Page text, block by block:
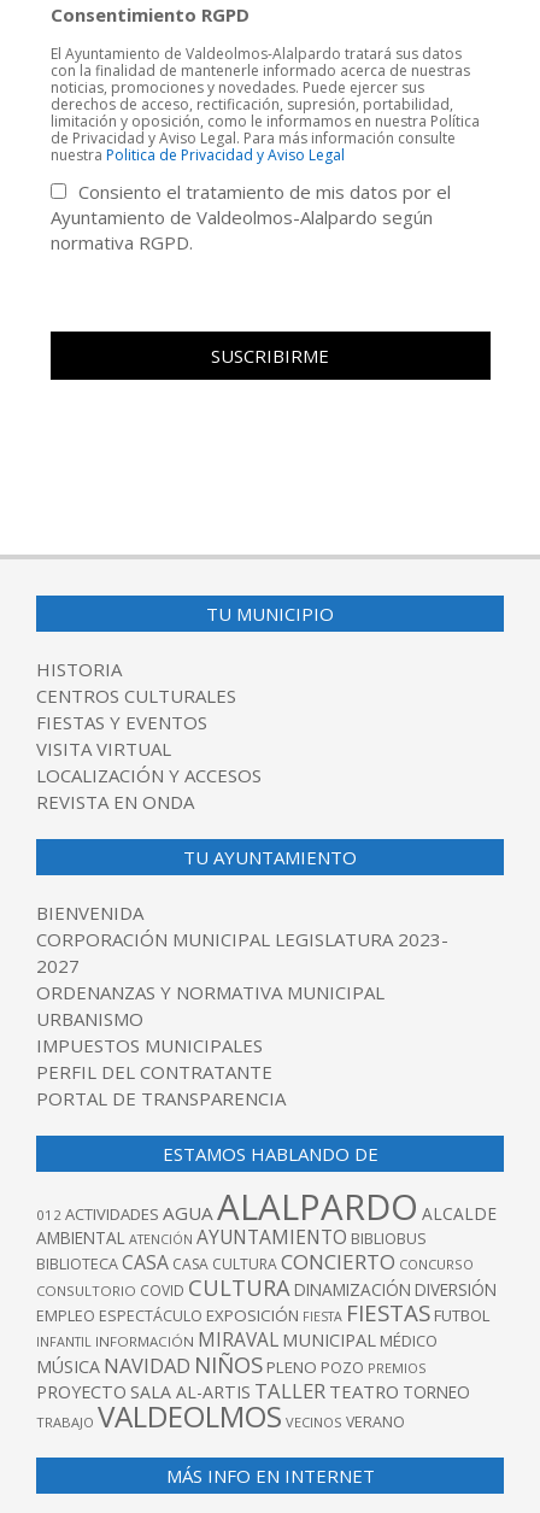
Consentimiento RGPD
El Ayuntamiento de Valdeolmos-Alalpardo tratará sus datos
con la finalidad de mantenerle informado acerca de nuestras
noticias, promociones y novedades. Puede ejercer sus
derechos de acceso, rectificación, supresión, portabilidad,
limitación y oposición, como le informamos en nuestra Política
de Privacidad y Aviso Legal. Para más información consulte
nuestra Politica de Privacidad y Aviso Legal
Consiento el tratamiento de mis datos por el
Ayuntamiento de Valdeolmos-Alalpardo según
normativa RGPD.
TU MUNICIPIO
HISTORIA
CENTROS CULTURALES
FIESTAS Y EVENTOS
VISITA VIRTUAL
LOCALIZACIÓN Y ACCESOS
REVISTA EN ONDA
TU AYUNTAMIENTO
BIENVENIDA
CORPORACIÓN MUNICIPAL LEGISLATURA 2023-
2027
ORDENANZAS Y NORMATIVA MUNICIPAL
URBANISMO
IMPUESTOS MUNICIPALES
PERFIL DEL CONTRATANTE
PORTAL DE TRANSPARENCIA
ESTAMOS HABLANDO DE
012 ACTIVIDADES AGUA ALALPARDO ALCALDE
AMBIENTAL ATENCIÓN AYUNTAMIENTO BIBLIOBUS
BIBLIOTECACASA CASA CULTURACONCIERTO CONCURSO
CONSULTORIO COVID CULTURA DINAMIZACIÓN DIVERSIÓN
EMPLEO ESPECTÁCULO EXPOSICIÓN FIESTA FIESTAS FUTBOL
INFANTIL INFORMACIÓN MIRAVAL MUNICIPAL MÉDICO
MÚSICA NAVIDAD NIÑOS PLENO POZO PREMIOS
PROYECTO SALA AL-ARTIS TALLER TEATRO TORNEO
TRABAJO VALDEOLMOS VECINOS VERANO
MÁS INFO EN INTERNET